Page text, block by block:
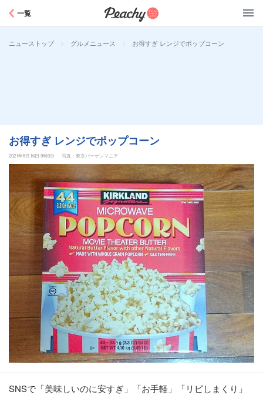
一覧
ニューストップ > グルメニュース > お得すぎ レンジでポップコーン
お得すぎ レンジでポップコーン
2021年5月16日 9時0分 写真：東京バーゲンマニア
SNSで「美味しいのに安すぎ」「お手軽」「リピしまくり」